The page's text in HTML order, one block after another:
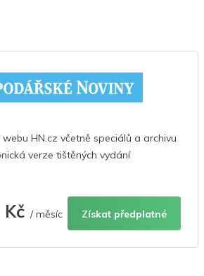
webu HN.cz včetně speciálů a archivu
verze tištěných vydání
Kč / měsíc Získat předplatné